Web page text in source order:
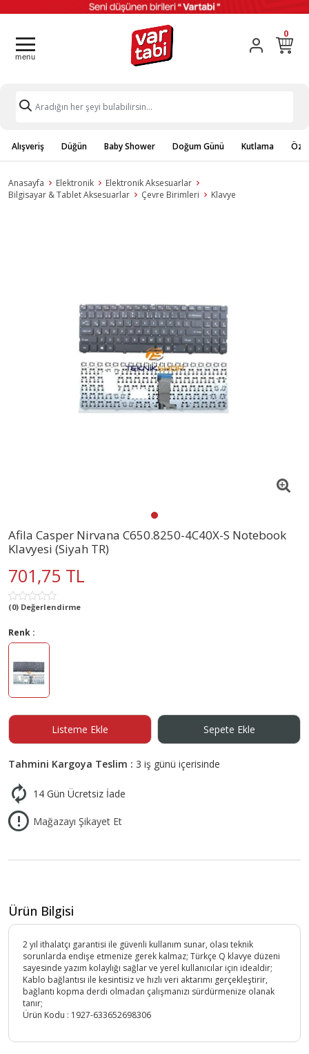
0
Alışveriş Düğün Baby Shower Doğum Günü Kutlama
Anasayfa Elektronik
Elektronik Aksesuarlar
Bilgisayar & Tablet Aksesuarlar
Çevre Birimleri Klavye
Afila Casper Nirvana C650.8250-4C40X-S Notebook
Klavyesi (Siyah TR)
701,75 TL
(0) Değerlendirme
Renk :
Listeme Ekle Sepete Ekle
Tahmini Kargoya Teslim : 3 iş günü içerisinde
14 Gün Ücretsiz İade
Mağazayı Şikayet Et
Ürün Bilgisi
2 yıl ithalatçı garantisi ile güvenli kullanım sunar, olası teknik
sorunlarda endişe etmenize gerek kalmaz; Türkçe Q klavye düzeni
sayesinde yazım kolaylığı sağlar ve yerel kullanıcılar için idealdir;
Kablo bağlantısı ile kesintisiz ve hızlı veri aktarımı gerçekleştirir,
bağlantı kopma derdi olmadan çalışmanızı sürdürmenize olanak
tanır;
Ürün Kodu : 1927-633652698306